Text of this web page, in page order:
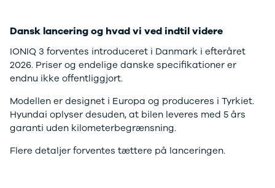
Modeller
Anmeldelser
Privatleasing
Tilbud
Modeller
Anmeldelser
Privatleasing
Tilbud
Mazda
Optima
Sorento
Sportage
Stonic
XCeed
ProCeed
Land Rover
Se alle Land
Dansk lancering og hvad vi ved indtil videre
IONIQ 3 forventes introduceret i Danmark i efteråret
2026. Priser og endelige danske specifikationer er
endnu ikke offentliggjort.
Modellen er designet i Europa og produceres i Tyrkiet.
Hyundai oplyser desuden, at bilen leveres med 5 års
garanti uden kilometerbegrænsning.
Flere detaljer forventes tættere på lanceringen.